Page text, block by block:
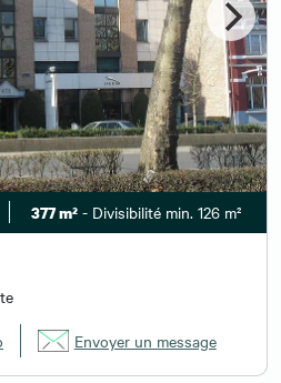
377 m² - Divisibilité min. 126 m²
Envoyer un message